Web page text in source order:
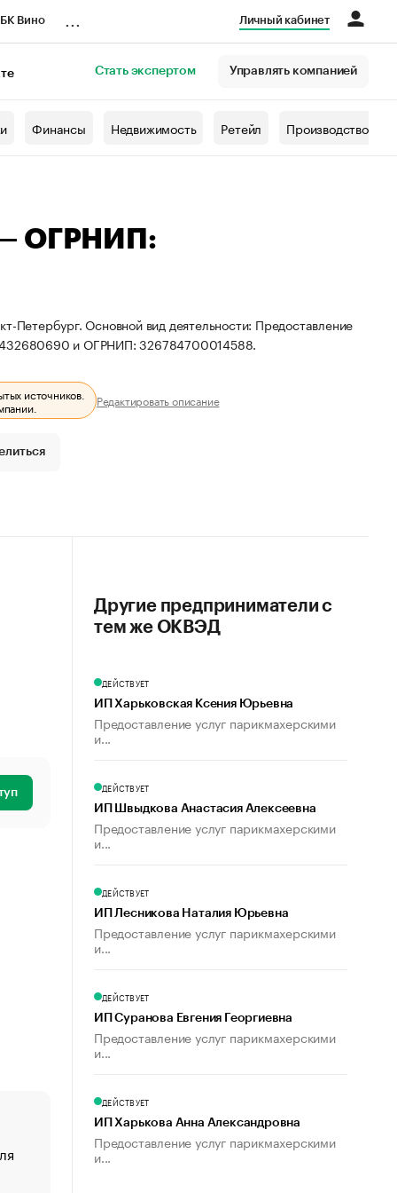
Вино Личный кабинет
Стать экспертом Управлять компанией
Финансы Недвижимость Ретейл Производство
— ОГРНИП:
Основной вид деятельности: Предоставление
и ОГРНИП: 326784700014588.
источников.
Редактировать описание
«От спорта тело стареет иначе». Как живет глава
создавшей GTA
Другие предприниматели с
тем же ОКВЭД
ДЕЙСТВУЕТ
ИП Харьковская Ксения Юрьевна
Предоставление услуг парикмахерскими
и...
ДЕЙСТВУЕТ
ИП Швыдкова Анастасия Алексеевна
Предоставление услуг парикмахерскими
и...
ДЕЙСТВУЕТ
ИП Лесникова Наталия Юрьевна
Предоставление услуг парикмахерскими
и...
ДЕЙСТВУЕТ
ИП Суранова Евгения Георгиевна
Предоставление услуг парикмахерскими
и...
ДЕЙСТВУЕТ
ИП Харькова Анна Александровна
Предоставление услуг парикмахерскими
и...